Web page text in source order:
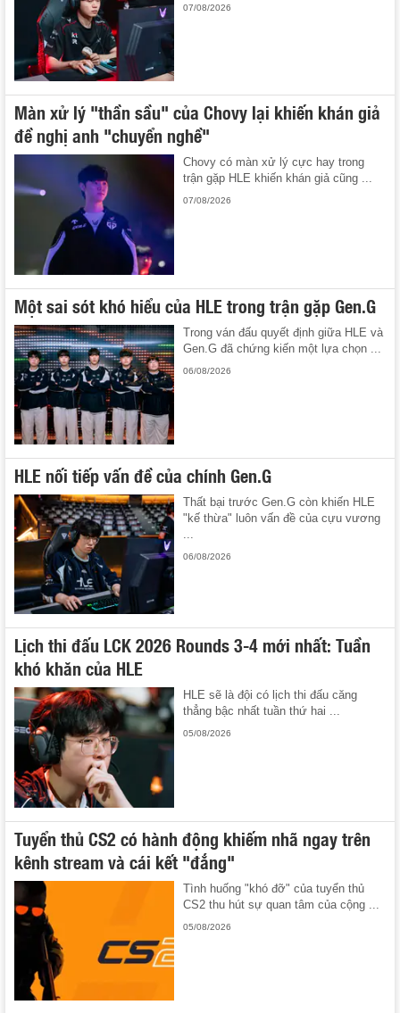
07/08/2026
Màn xử lý "thần sầu" của Chovy lại khiến khán giả
đề nghị anh "chuyển nghề"
Chovy có màn xử lý cực hay trong
trận gặp HLE khiến khán giả cũng ...
07/08/2026
Một sai sót khó hiểu của HLE trong trận gặp Gen.G
Trong ván đấu quyết định giữa HLE và
Gen.G đã chứng kiến một lựa chọn ...
06/08/2026
HLE nối tiếp vấn đề của chính Gen.G
Thất bại trước Gen.G còn khiến HLE
"kế thừa" luôn vấn đề của cựu vương
...
06/08/2026
Lịch thi đấu LCK 2026 Rounds 3-4 mới nhất: Tuần
khó khăn của HLE
HLE sẽ là đội có lịch thi đấu căng
thẳng bậc nhất tuần thứ hai ...
05/08/2026
Tuyển thủ CS2 có hành động khiếm nhã ngay trên
kênh stream và cái kết "đắng"
Tình huống "khó đỡ" của tuyển thủ
CS2 thu hút sự quan tâm của cộng ...
05/08/2026